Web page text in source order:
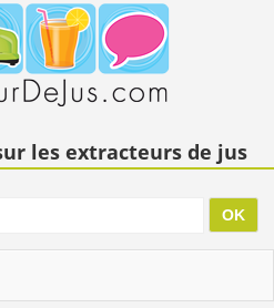
les extracteurs de jus